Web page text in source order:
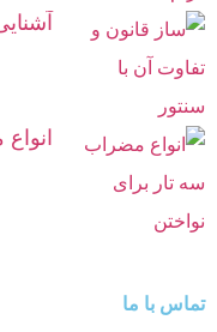
تماس با ما